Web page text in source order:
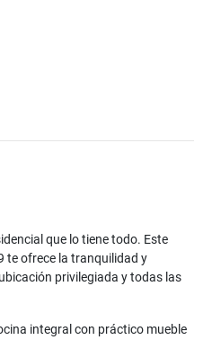
que lo tiene todo. Este
te ofrece la tranquilidad y
privilegiada y todas las
integral con práctico mueble